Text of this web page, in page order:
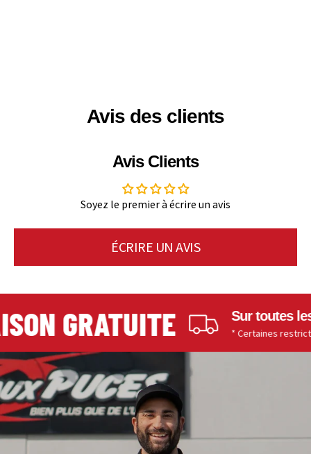
Avis des clients
Avis Clients
Soyez le premier à écrire un avis
ÉCRIRE UN AVIS
GRATUITE Sur toutes les
* Certaines